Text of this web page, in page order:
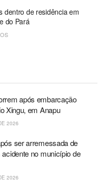
dentro de residência em
do Pará
após embarcação
Xingu, em Anapu
2026
ser arremessada de
no município de
2026